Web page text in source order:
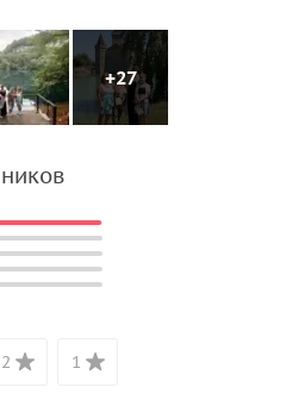
+27
2 1